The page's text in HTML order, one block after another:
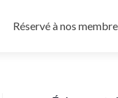
Réservé à nos